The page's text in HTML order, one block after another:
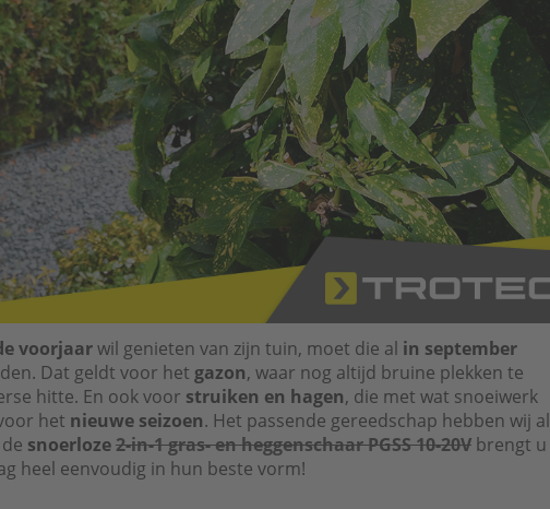
voorjaarwil genieten van zijn tuin, moet die al in september
Dat geldt voor het gazon, waar nog altijd bruine plekken te
hitte. En ook voor struiken en hagen, die met wat snoeiwerk
het nieuwe seizoen. Het passende gereedschap hebben wij al
snoerloze2-in-1 gras- en heggenschaar PGSS 10-20V brengt u
heel eenvoudig in hun beste vorm!